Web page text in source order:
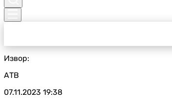
Извор:
АТВ
07.11.2023 19:38